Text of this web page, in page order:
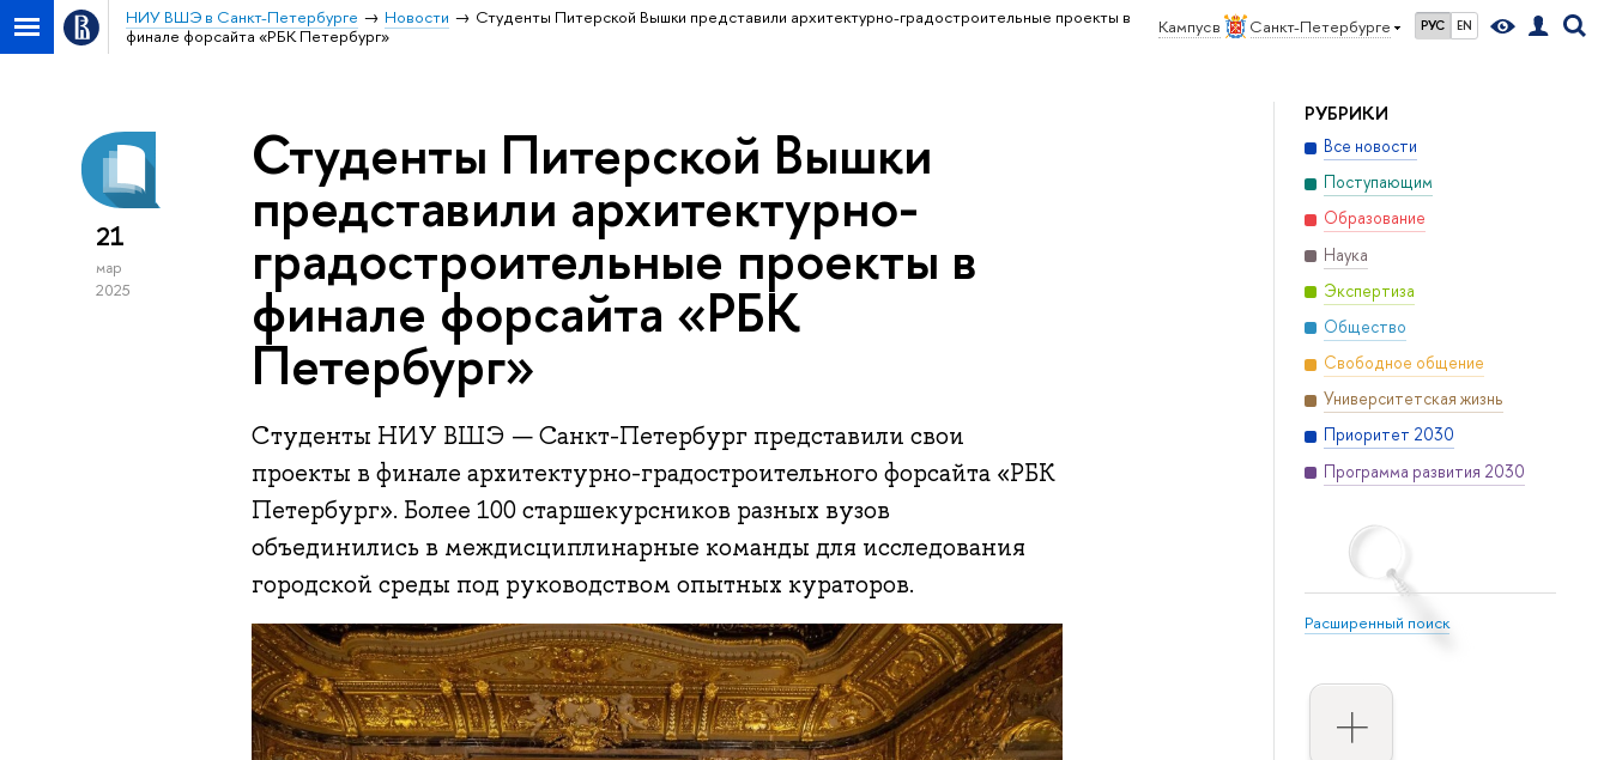
Кампус в Санкт-Петербурге РУС EN
НИУ ВШЭ в Санкт-Петербурге Новости
Студенты Питерской Вышки представили архитектурно-градостроительные проекты в
финале форсайта «РБК Петербург»
РУБРИКИ
Все новости
Поступающим
Образование
Наука
Экспертиза
Общество
Свободное общение
Университетская жизнь
Приоритет 2030
Программа развития 2030
Расширенный поиск
21
мар
2025
Студенты Питерской Вышки
представили архитектурно-
градостроительные проекты в
финале форсайта «РБК
Петербург»
Студенты НИУ ВШЭ — Санкт-Петербург представили свои
проекты в финале архитектурно-градостроительного форсайта «РБК
Петербург». Более 100 старшекурсников разных вузов
объединились в междисциплинарные команды для исследования
городской среды под руководством опытных кураторов.